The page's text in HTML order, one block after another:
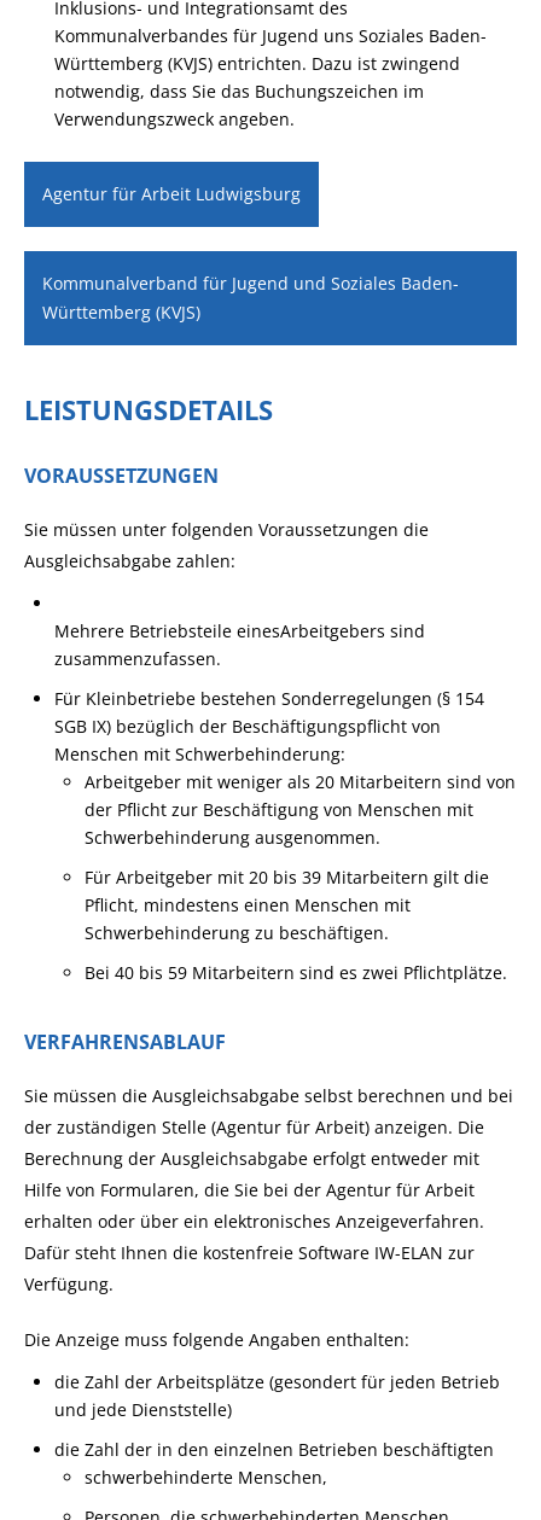
Inklusions- und Integrationsamt des
Kommunalverbandes für Jugend uns Soziales Baden-
Württemberg (KVJS) entrichten. Dazu ist zwingend
notwendig, dass Sie das Buchungszeichen im
Verwendungszweck angeben.
Agentur für Arbeit Ludwigsburg
Kommunalverband für Jugend und Soziales Baden-
Württemberg (KVJS)
LEISTUNGSDETAILS
VORAUSSETZUNGEN
Sie müssen unter folgenden Voraussetzungen die
Ausgleichsabgabe zahlen:
Mehrere Betriebsteile einesArbeitgebers sind
zusammenzufassen.
Für Kleinbetriebe bestehen Sonderregelungen (§ 154
SGB IX) bezüglich der Beschäftigungspflicht von
Menschen mit Schwerbehinderung:
Arbeitgeber mit weniger als 20 Mitarbeitern sind von
der Pflicht zur Beschäftigung von Menschen mit
Schwerbehinderung ausgenommen.
Für Arbeitgeber mit 20 bis 39 Mitarbeitern gilt die
Pflicht, mindestens einen Menschen mit
Schwerbehinderung zu beschäftigen.
Bei 40 bis 59 Mitarbeitern sind es zwei Pflichtplätze.
VERFAHRENSABLAUF
Sie müssen die Ausgleichsabgabe selbst berechnen und bei
der zuständigen Stelle (Agentur für Arbeit) anzeigen. Die
Berechnung der Ausgleichsabgabe erfolgt entweder mit
Hilfe von Formularen, die Sie bei der Agentur für Arbeit
erhalten oder über ein elektronisches Anzeigeverfahren.
Dafür steht Ihnen die kostenfreie Software IW-ELAN zur
Verfügung.
Die Anzeige muss folgende Angaben enthalten:
die Zahl der Arbeitsplätze (gesondert für jeden Betrieb
und jede Dienststelle)
die Zahl der in den einzelnen Betrieben beschäftigten
schwerbehinderte Menschen,